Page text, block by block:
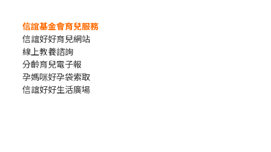
信誼基金會育兒服務
信誼好好育兒網站
線上教養諮詢
分齡育兒電子報
孕媽咪好孕袋索取
信誼好好生活廣場